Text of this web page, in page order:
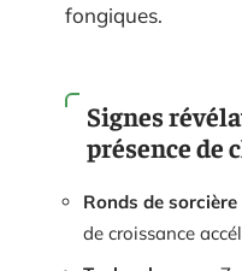
fongiques.
Signes
présence de
Ronds de sorcière
de croissance